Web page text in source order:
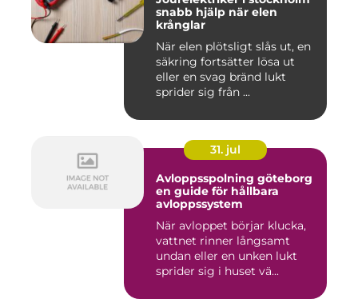
snabb hjälp när elen
krånglar
När elen plötsligt slås ut, en
säkring fortsätter lösa ut
eller en svag bränd lukt
sprider sig från ...
31. jul
Avloppsspolning göteborg
en guide för hållbara
avloppssystem
När avloppet börjar klucka,
vattnet rinner långsamt
undan eller en unken lukt
sprider sig i huset vä...